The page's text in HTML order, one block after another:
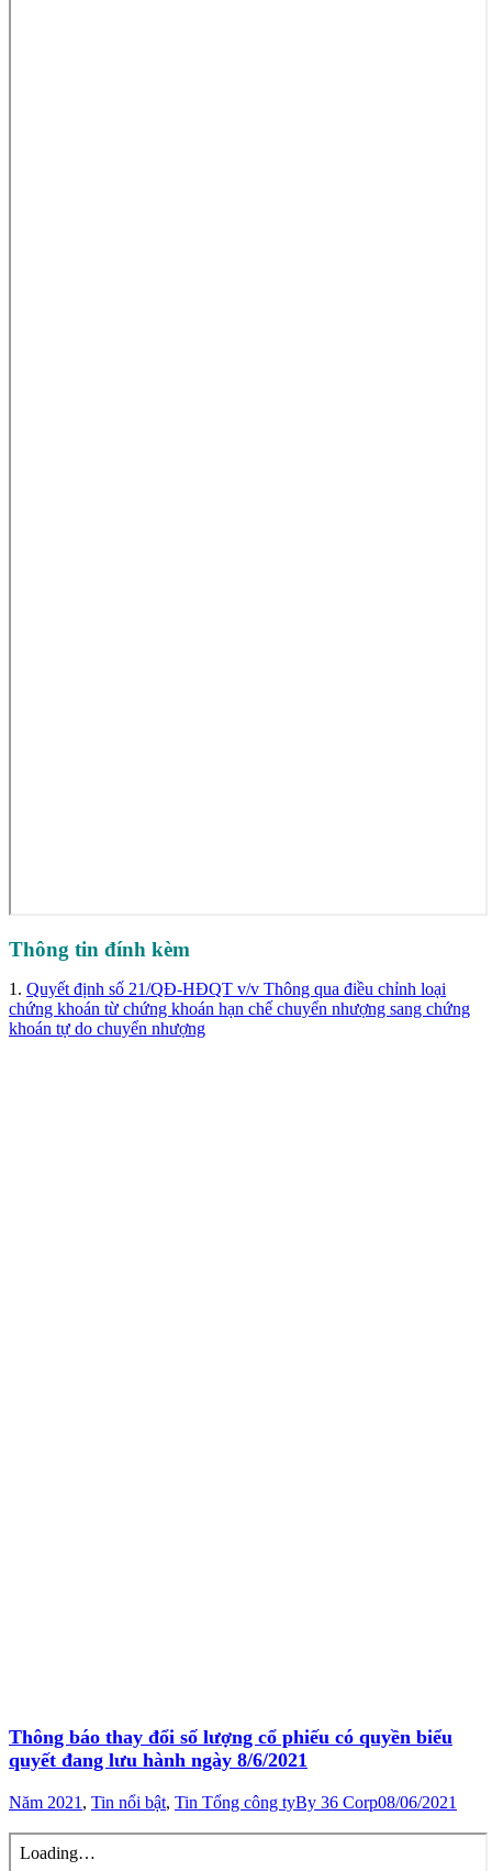
Thông tin đính kèm
1. Quyết định số 21/QĐ-HĐQT v/v Thông qua điều chỉnh loại
chứng khoán từ chứng khoán hạn chế chuyển nhượng sang chứng
khoán tự do chuyển nhượng
Thông báo thay đổi số lượng cổ phiếu có quyền biểu
quyết đang lưu hành ngày 8/6/2021
Năm 2021 , Tin nổi bật, Tin Tổng công tyBy 36 Corp08/06/2021